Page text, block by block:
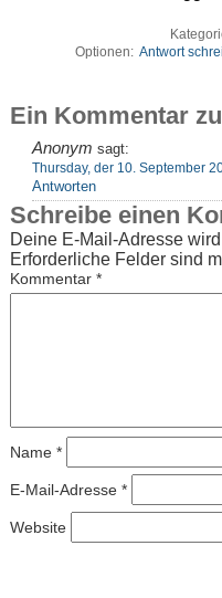
Optionen: Antwort
Ein Kommentar
Anonym sagt:
Thursday, der 10. September
Antworten
Schreibe einen
Deine E-Mail-Adresse
Erforderliche Felder sind
Kommentar *
Name *
E-Mail-Adresse *
Website